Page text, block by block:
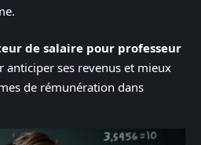
de salaire pour professeur
ses revenus et mieux
de rémunération dans